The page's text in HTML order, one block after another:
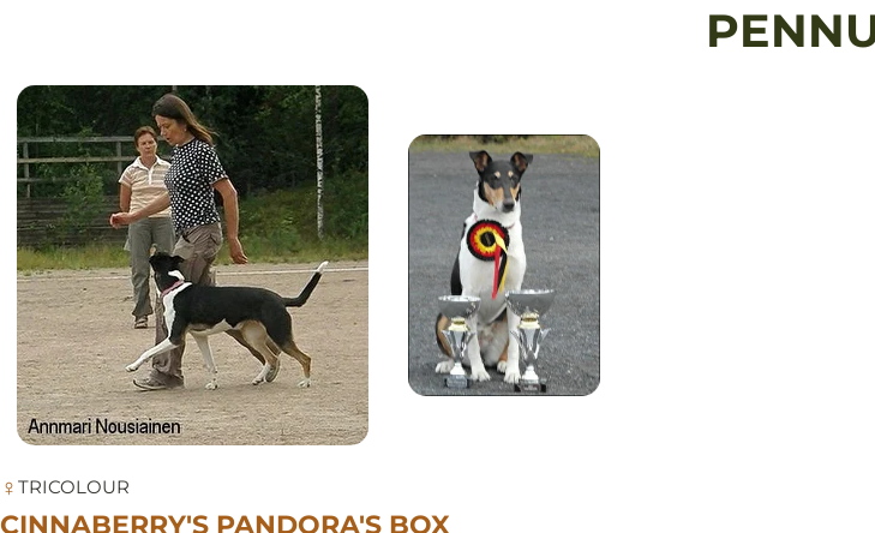
♀ TRICOLOUR
CINNABERRY'S PANDORA'S BOX